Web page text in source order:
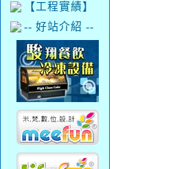
【工程實績】
-- 好站介紹 --